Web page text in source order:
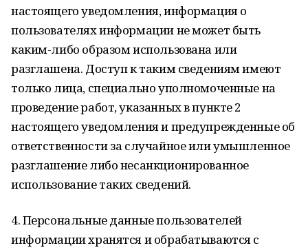
настоящего уведомления, информация о
пользователях информации не может быть
каким-либо образом использована или
разглашена. Доступ к таким сведениям имеют
только лица, специально уполномоченные на
проведение работ, указанных в пункте 2
настоящего уведомления и предупрежденные об
ответственности за случайное или умышленное
разглашение либо несанкционированное
использование таких сведений.
4. Персональные данные пользователей
информации хранятся и обрабатываются с